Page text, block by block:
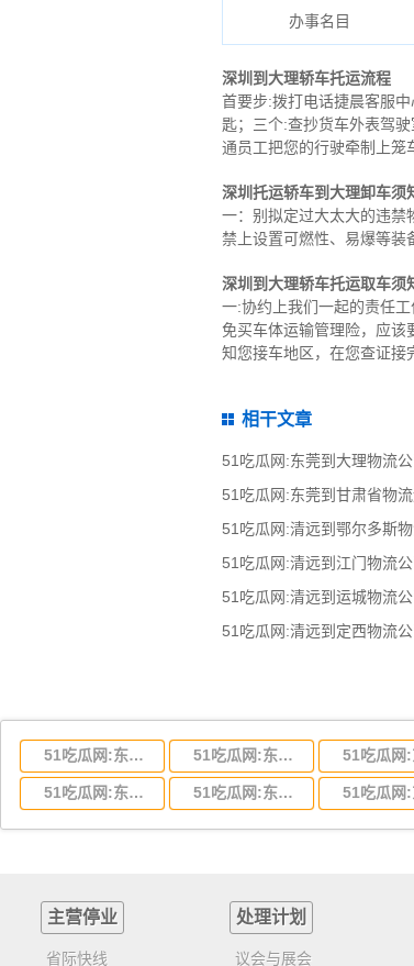
办事名目
深圳到大理轿车托运流程
首要步:拨打电话捷晨客服
匙；三个:查抄货车外表驾
通员工把您的行驶牵制上笼
深圳托运轿车到大理卸车须
一：别拟定过大太大的违禁
禁上设置可燃性、易爆等装
深圳到大理轿车托运取车须
一:协约上我们一起的责任
免买车体运输管理险，应
知您接车地区，在您查证接
相干文章
51吃瓜网:东莞到甘肃省物
51吃瓜网:东莞到湖北省物流专线,东莞到湖北省物流公司 51吃瓜网:东莞到河南省物流专线,东莞到河南省物流公司
51吃瓜网:东莞到云南省物流运输,东莞到云南省物流公司 51吃瓜网:东莞到江西省物流专线,东莞到江西省物流公司
主营停业
省际快线
处理计划
议会与展会